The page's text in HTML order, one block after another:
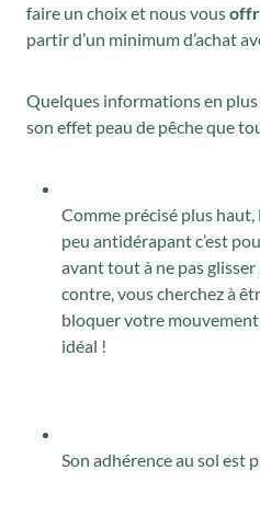
faire un choix et nous vous
partir d’un minimum d’achat
Quelques informations en
son effet peau de pêche que
Comme précisé plus
peu antidérapant c’est
avant tout à ne pas
contre, vous cherchez à
bloquer votre
idéal !
Son adhérence au sol est